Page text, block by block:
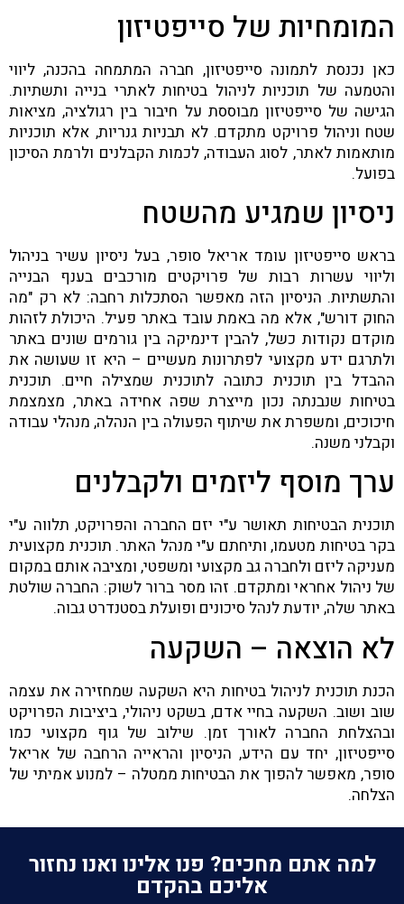
המומחיות של סייפטיזון
כאן נכנסת לתמונה סייפטיזון, חברה המתמחה בהכנה, ליווי
והטמעה של תוכניות לניהול בטיחות לאתרי בנייה ותשתיות.
הגישה של סייפטיזון מבוססת על חיבור בין רגולציה, מציאות
שטח וניהול פרויקט מתקדם. לא תבניות גנריות, אלא תוכניות
מותאמות לאתר, לסוג העבודה, לכמות הקבלנים ולרמת הסיכון
בפועל.
ניסיון שמגיע מהשטח
בראש סייפטיזון עומד אריאל סופר, בעל ניסיון עשיר בניהול
וליווי עשרות רבות של פרויקטים מורכבים בענף הבנייה
והתשתיות. הניסיון הזה מאפשר הסתכלות רחבה: לא רק "מה
החוק דורש", אלא מה באמת עובד באתר פעיל. היכולת לזהות
מוקדם נקודות כשל, להבין דינמיקה בין גורמים שונים באתר
ולתרגם ידע מקצועי לפתרונות מעשיים – היא זו שעושה את
ההבדל בין תוכנית כתובה לתוכנית שמצילה חיים. תוכנית
בטיחות שנבנתה נכון מייצרת שפה אחידה באתר, מצמצמת
חיכוכים, ומשפרת את שיתוף הפעולה בין הנהלה, מנהלי עבודה
וקבלני משנה.
ערך מוסף ליזמים ולקבלנים
תוכנית הבטיחות תאושר ע"י יזם החברה והפרויקט, תלווה ע"י
בקר בטיחות מטעמו, ותיחתם ע"י מנהל האתר. תוכנית מקצועית
מעניקה ליזם ולחברה גב מקצועי ומשפטי, ומציבה אותם במקום
של ניהול אחראי ומתקדם. זהו מסר ברור לשוק: החברה שולטת
באתר שלה, יודעת לנהל סיכונים ופועלת בסטנדרט גבוה.
לא הוצאה – השקעה
הכנת תוכנית לניהול בטיחות היא השקעה שמחזירה את עצמה
שוב ושוב. השקעה בחיי אדם, בשקט ניהולי, ביציבות הפרויקט
ובהצלחת החברה לאורך זמן. שילוב של גוף מקצועי כמו
סייפטיזון, יחד עם הידע, הניסיון והראייה הרחבה של אריאל
סופר, מאפשר להפוך את הבטיחות ממטלה – למנוע אמיתי של
הצלחה.
למה אתם מחכים? פנו אלינו ואנו נחזור
אליכם בהקדם